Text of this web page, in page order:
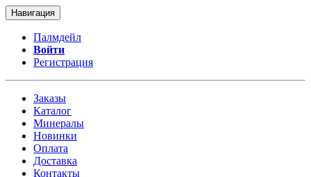
Навигация
Палмдейл
Войти
Регистрация
Заказы
Каталог
Минералы
Новинки
Оплата
Доставка
Контакты